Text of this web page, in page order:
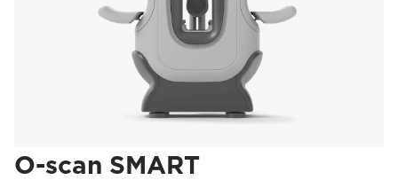
O-scan SMART